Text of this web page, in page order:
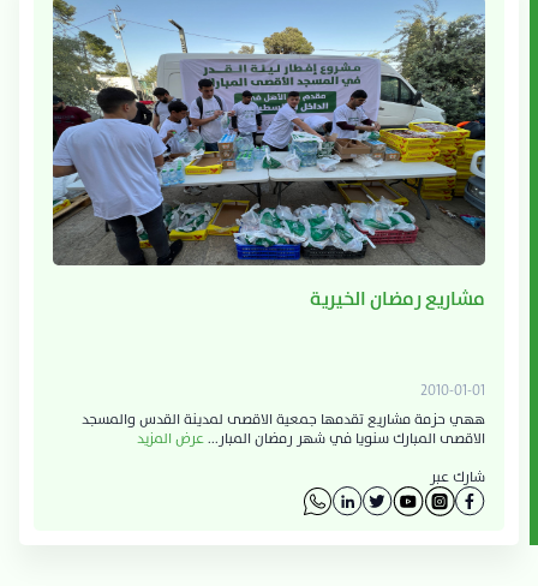
مشاريع رمضان الخيرية
2010-01-01
ههي حزمة مشاريع تقدمها جمعية الاقصى لمدينة القدس والمسجد
الاقصى المبارك سنويا في شهر رمضان المبار...عرض المزيد
شارك عبر